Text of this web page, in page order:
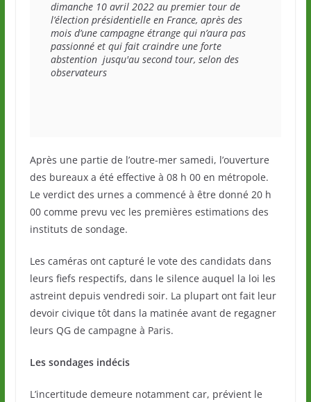
dimanche 10 avril 2022 au premier tour de
l’élection présidentielle en France, après des
mois d’une campagne étrange qui n’aura pas
passionné et qui fait craindre une forte
abstention  jusqu'au second tour, selon des
observateurs
Après une partie de l’outre-mer samedi, l’ouverture
des bureaux a été effective à 08 h 00 en métropole.
Le verdict des urnes a commencé à être donné 20 h
00 comme prevu vec les premières estimations des
instituts de sondage.
Les caméras ont capturé le vote des candidats dans
leurs fiefs respectifs, dans le silence auquel la loi les
astreint depuis vendredi soir. La plupart ont fait leur
devoir civique tôt dans la matinée avant de regagner
leurs QG de campagne à Paris.
Les sondages indécis
L’incertitude demeure notamment car, prévient le